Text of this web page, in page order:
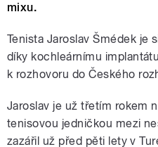
mixu.
Tenista Jaroslav Šmédek je
díky kochleárnímu
k rozhovoru do Českého
Jaroslav je už třetím rokem
tenisovou jedničkou mezi
zazářil už před pěti lety v